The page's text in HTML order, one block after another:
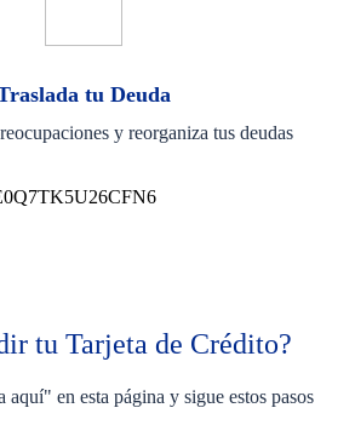
tu Deuda
y reorganiza tus deudas
tu Tarjeta de Crédito?
en esta página y sigue estos pasos